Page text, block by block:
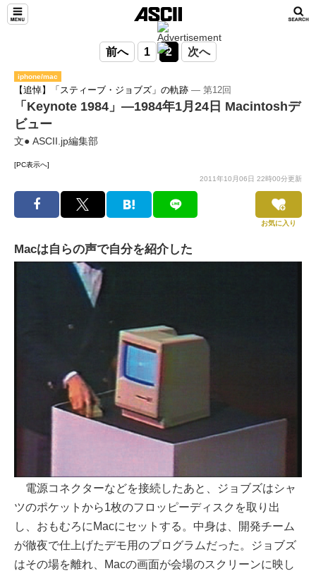
前へ 1 2 次へ
iphone/mac
【追悼】「スティーブ・ジョブズ」の軌跡 ― 第12回
「Keynote 1984」―1984年1月24日 Macintoshデ
ビュー
文● ASCII.jp編集部
[PC表示へ]
2011年10月06日 22時00分更新
お気に入り
Macは自らの声で自分を紹介した
電源コネクターなどを接続したあと、ジョブズはシャ
ツのポケットから1枚のフロッピーディスクを取り出
し、おもむろにMacにセットする。中身は、開発チーム
が徹夜で仕上げたデモ用のプログラムだった。ジョブズ
はその場を離れ、Macの画面が会場のスクリーンに映し